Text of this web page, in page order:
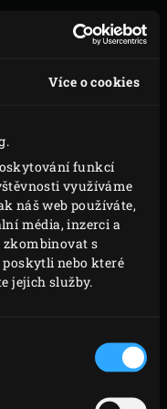
Více o cookies
funkcí
využíváme
náš web používáte,
média, inzerci a
zkombinovat s
nebo které
jejich služby.
nerezový rošt
víko EGG a
bůček pomalu péct.
z EGG a na rošt
a zahřejte na
péct a papriky ze
dokud
zavřít víko
Namočené lima
Opláchněte